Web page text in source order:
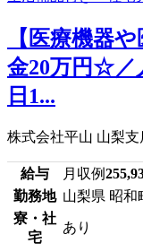
【医療機器
金20万円☆／
日1...
株式会社平山 山梨支
給与 月収例
勤務地 山梨県 昭和
寮・社
宅
あり